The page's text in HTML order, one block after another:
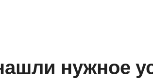
нужное